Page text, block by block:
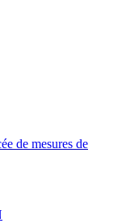
de mesures de